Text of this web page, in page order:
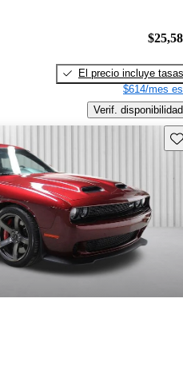
El precio incluye tasas
$614/mes
Verif. disponibilidad